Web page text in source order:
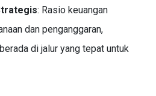
: Rasio keuangan
dan penganggaran,
di jalur yang tepat untuk